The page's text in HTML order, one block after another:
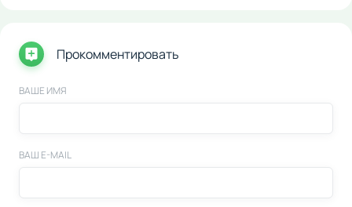
Прокомментировать
ВАШЕ ИМЯ
ВАШ E-MAIL